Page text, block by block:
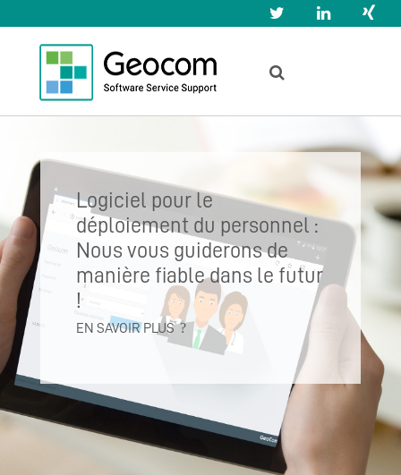
Logiciel pour le
déploiement du personnel :
Nous vous guiderons de
manière fiable dans le futur
!
EN SAVOIR PLUS